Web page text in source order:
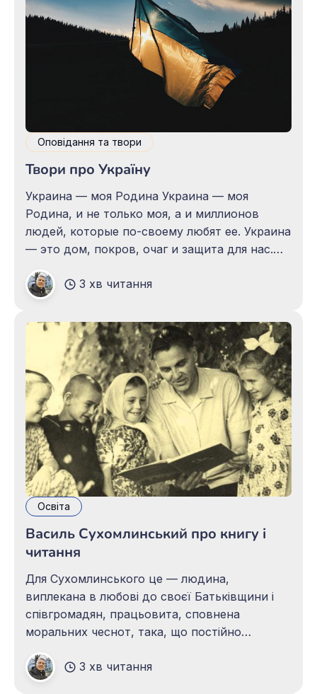
Оповідання та твори
Твори про Україну
Украина — моя Родина Украина — моя
Родина, и не только моя, а и миллионов
людей, которые по-своему любят ее. Украина
— это дом, покров, очаг и защита для нас.
Украину, но главное из них — Родина. На
данный момент Украина под угрозой, но ее
вышли защищать
3 хв читання
Освіта
Василь Сухомлинський про книгу і
читання
Для Сухомлинського це — людина,
виплекана в любові до своєї Батьківщини і
співгромадян, працьовита, сповнена
моральних чеснот, така, що постійно
самовдосконалення. Такою людиною був і
сам Сухомлинський. Педагогічні погляди
3 хв читання